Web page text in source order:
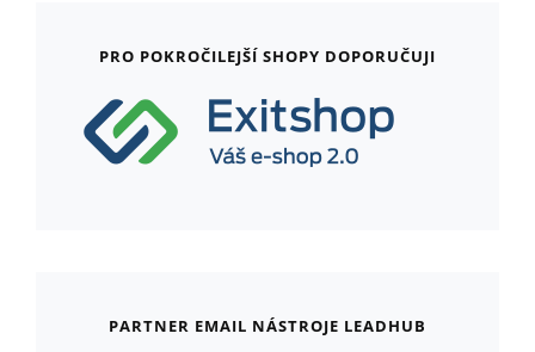
PRO POKROČILEJŠÍ SHOPY DOPORUČUJI
PARTNER EMAIL NÁSTROJE LEADHUB